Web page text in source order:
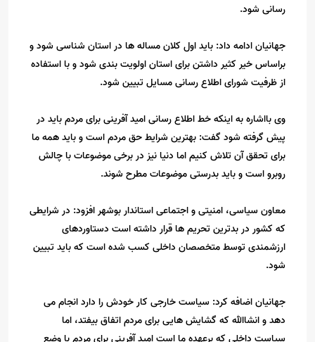
رسانی شود.
جهانیان ادامه داد: باید اول کلان مساله ها در استان شناسی شود و
براساس خیر کثیر داشتن برای استان اولویت بندی شود و با استفاده
از ظرفیت شورای اطلاع رسانی مسایل تبیین شود.
وی بااشاره به اینکه خط اطلاع رسانی امید آفرینی برای مردم باید در
پیش گرفته شود گفت: بهترین شرایط حق مردم است و باید همه ما
برای تحقق آن تلاش کنیم اما دنیا نیز در برخی موضوعات با چالش
روبرو است و باید بدرستی موضوعات مطرح شوند.
معاون سیاسی، امنیتی و اجتماعی استاندار بوشهر افزود: در شرایطی
که کشور در بدترین تحریم ها قرار داشته است دستاوردهای
ارزشمندی توسط متخصصان داخلی کسب شده است که باید تبیین
شود.
جهانیان اضافه کرد: سیاست خارجی کار خودش را دارد انجام می
دهد و انشاالله که گشایش هایی برای مردم اتفاق بیفتد، اما
سیاست داخلی که برعهده ما است امید آفرینی برای مردم با وضع